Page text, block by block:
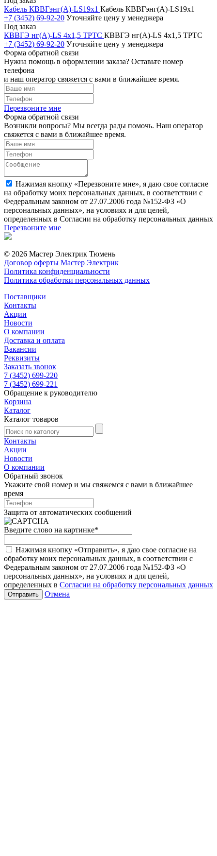
Кабель КВВГэнг(А)-LS19х1 Кабель КВВГэнг(А)-LS19х1
+7 (3452) 69-92-20 Уточняйте цену у менеджера
Под заказ
КВВГЭ нг(А)-LS 4х1,5 ТРТС КВВГЭ нг(А)-LS 4х1,5 ТРТС
+7 (3452) 69-92-20 Уточняйте цену у менеджера
Форма обратной связи
Нужна помощь в оформлении заказа? Оставьте номер
телефона
и наш оператор свяжется с вами в ближайшее время.
Перезвоните мне
Форма обратной связи
Возникли вопросы? Мы всегда рады помочь. Наш оператор
свяжется с вами в ближайшее время.
Нажимая кнопку «Перезвоните мне», я даю свое согласие
на обработку моих персональных данных, в соответствии с
Федеральным законом от 27.07.2006 года №152-ФЗ «О
персональных данных», на условиях и для целей,
определенных в Согласии на обработку персональных данных
Перезвоните мне
© 2026 Мастер Электрик Тюмень
Договор оферты Мастер Электрик
Политика конфиденциальности
Политика обработки персональных данных
Поставщики
Контакты
Акции
Новости
О компании
Доставка и оплата
Вакансии
Реквизиты
Заказать звонок
7 (3452) 699-220
7 (3452) 699-221
Обращение к руководителю
Корзина
Каталог
Каталог товаров
Контакты
Акции
Новости
О компании
Обратный звонок
Укажите свой номер и мы свяжемся с вами в ближайшее
время
Защита от автоматических сообщений
Введите слово на картинке*
Нажимая кнопку «Отправить», я даю свое согласие на
обработку моих персональных данных, в соответствии с
Федеральным законом от 27.07.2006 года №152-ФЗ «О
персональных данных», на условиях и для целей,
определенных в Согласии на обработку персональных данных
Отмена